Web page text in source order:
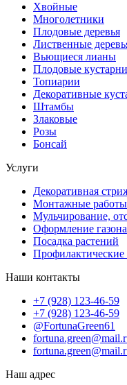
Хвойные
Многолетники
Плодовые деревья
Лиственные
Вьющиеся лианы
Плодовые
Топиарии
Декоративные
Штамбы
Злаковые
Розы
Бонсай
Услуги
Декоративная
Монтажные
Мульчирование,
Оформление газона
Посадка растений
Профилактические
Наши контакты
+7 (928) 123-46-59
+7 (928) 123-46-59
@FortunaGreen61
Наш адрес